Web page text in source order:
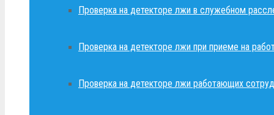
Проверка на детекторе лжи в служебном
Проверка на детекторе лжи при приеме на
Проверка на детекторе лжи работающих